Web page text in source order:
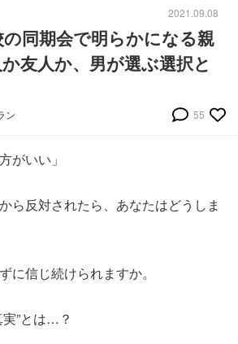
2021.09.08
同期会で明らかになる親
友人か、男が選ぶ選択と
ン 55
がいい」
ら反対されたら、あなたはどうしま
に信じ続けられますか。
”とは…？